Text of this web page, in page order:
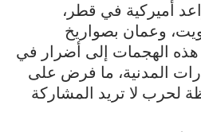
أميركية في قطر،
وعمان بصواريخ
الهجمات إلى أضرار في
المدنية، ما فرض على
لحرب لا تريد المشاركة